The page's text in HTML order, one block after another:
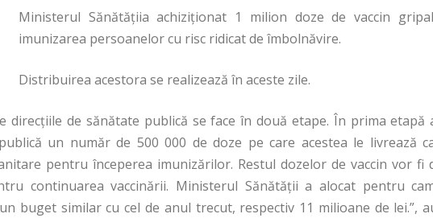
Ministerul Sănătăţiia achiziţionat 1 milion doze de vaccin
imunizarea persoanelor cu risc ridicat de îmbolnăvire.
Distribuirea acestora se realizează în aceste zile.
direcţiile de sănătate publică se face în două etape. În prima etapă
un număr de 500 000 de doze pe care acestea le livrează
pentru începerea imunizărilor. Restul dozelor de vaccin vor fi
continuarea vaccinării. Ministerul Sănătăţii a alocat pentru
buget similar cu cel de anul trecut, respectiv 11 milioane de lei.”,